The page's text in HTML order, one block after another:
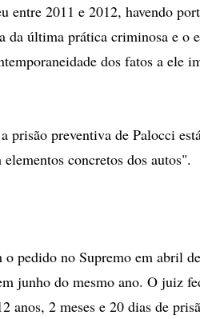
entre 2011 e 2012, havendo
da última prática criminosa e o
dos fatos a ele
prisão preventiva de Palocci
concretos dos autos".
pedido no Supremo em abril
junho do mesmo ano. O juiz
anos, 2 meses e 20 dias de